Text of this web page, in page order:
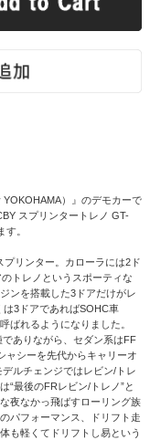
）』のデモカーで
スプリンタートレノ GT-
。
リンター。カローラには2ド
トレノというスポーティな
ンを搭載した3ドアだけがレ
は3ドアであればSOHC車
ばれるようになりました。
ありながら、セダン系はFF
ャシーを先代からキャリーオ
ルチェンジではレビン/トレ
“最後のFRレビン/トレノ”と
夜なかっ飛ばすローリング族
パフォーマンス、ドリフト走
も軽くてドリフトし易という